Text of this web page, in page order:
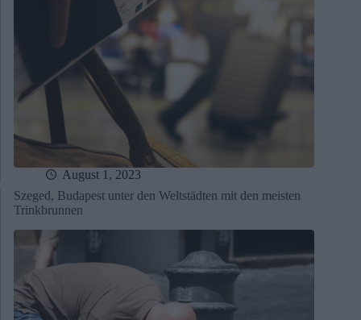
August 1, 2023
Szeged, Budapest unter den Weltstädten mit den meisten
Trinkbrunnen